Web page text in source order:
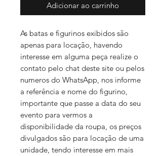
Adicionar ao carrinho
As batas e figurinos exibidos são
apenas para locação, havendo
interesse em alguma peça realize o
contato pelo chat deste site ou pelos
numeros do WhatsApp, nos informe
a referência e nome do figurino,
importante que passe a data do seu
evento para vermos a
disponibilidade da roupa, os preços
divulgados são para locação de uma
unidade, tendo interesse em mais